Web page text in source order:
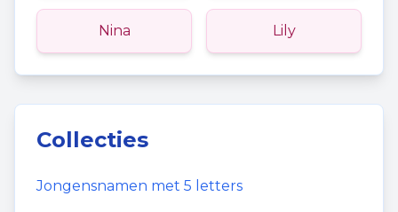
Nina Lily
Collecties
Jongensnamen met 5 letters